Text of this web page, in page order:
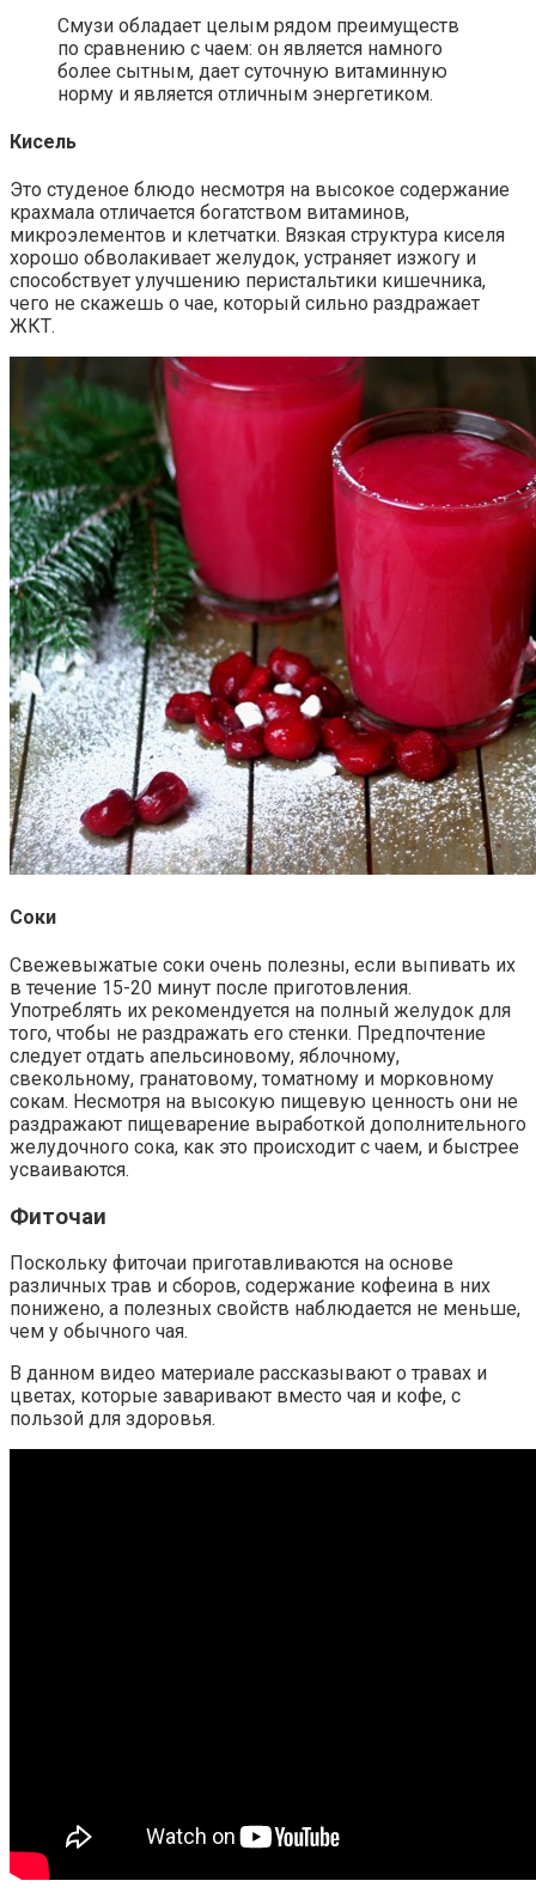
Смузи обладает целым рядом преимуществ
по сравнению с чаем: он является намного
более сытным, дает суточную витаминную
норму и является отличным энергетиком.
Кисель
Это студеное блюдо несмотря на высокое содержание
крахмала отличается богатством витаминов,
микроэлементов и клетчатки. Вязкая структура киселя
хорошо обволакивает желудок, устраняет изжогу и
способствует улучшению перистальтики кишечника,
чего не скажешь о чае, который сильно раздражает
ЖКТ.
Соки
Свежевыжатые соки очень полезны, если выпивать их
в течение 15-20 минут после приготовления.
Употреблять их рекомендуется на полный желудок для
того, чтобы не раздражать его стенки. Предпочтение
следует отдать апельсиновому, яблочному,
свекольному, гранатовому, томатному и морковному
сокам. Несмотря на высокую пищевую ценность они не
раздражают пищеварение выработкой дополнительного
желудочного сока, как это происходит с чаем, и быстрее
усваиваются.
Фиточаи
Поскольку фиточаи приготавливаются на основе
различных трав и сборов, содержание кофеина в них
понижено, а полезных свойств наблюдается не меньше,
чем у обычного чая.
В данном видео материале рассказывают о травах и
цветах, которые заваривают вместо чая и кофе, с
пользой для здоровья.